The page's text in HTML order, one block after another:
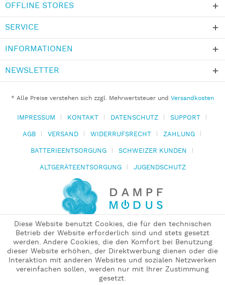
OFFLINE STORES
SERVICE
INFORMATIONEN
NEWSLETTER
* Alle Preise verstehen sich zzgl. Mehrwertsteuer und Versandkosten
IMPRESSUM KONTAKT DATENSCHUTZ
SUPPORT
AGB
VERSAND WIDERRUFSRECHT
ZAHLUNG
BATTERIEENTSORGUNG
SCHWEIZER KUNDEN
ALTGERÄTEENTSORGUNG
JUGENDSCHUTZ
Diese Website benutzt Cookies, die für den technischen
Betrieb der Website erforderlich sind und stets gesetzt
werden. Andere Cookies, die den Komfort bei Benutzung
dieser Website erhöhen, der Direktwerbung dienen oder die
Interaktion mit anderen Websites und sozialen Netzwerken
vereinfachen sollen, werden nur mit Ihrer Zustimmung
gesetzt.